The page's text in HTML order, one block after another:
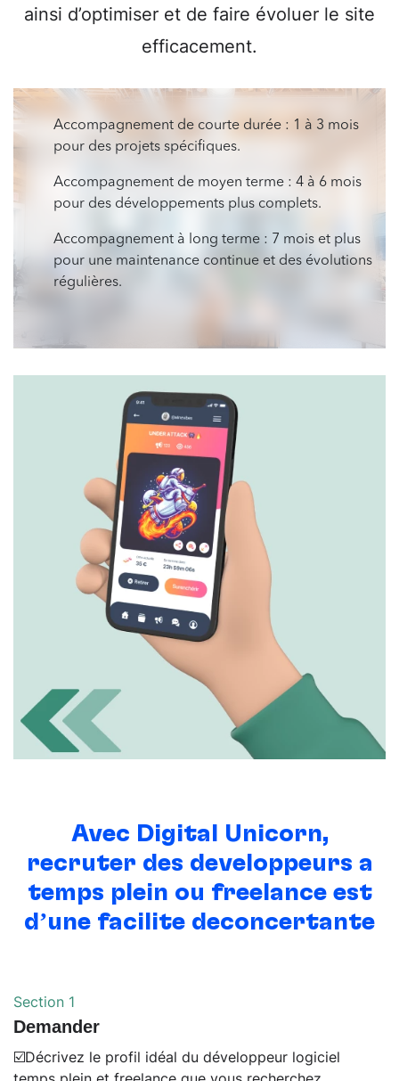
ainsi d’optimiser et de faire évoluer le site
efficacement.
Accompagnement de courte durée : 1 à 3 mois
pour des projets spécifiques.
Accompagnement de moyen terme : 4 à 6 mois
pour des développements plus complets.
Accompagnement à long terme : 7 mois et plus
pour une maintenance continue et des évolutions
régulières.
Avec Digital Unicorn,
recruter des développeurs à
temps plein ou freelance est
d’une facilité déconcertante
Section 1
Demander
☑️Décrivez le profil idéal du développeur logiciel